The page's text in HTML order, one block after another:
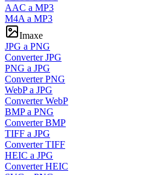
AAC a MP3
M4A a MP3
Imaxe
JPG a PNG
Converter JPG
PNG a JPG
Converter PNG
WebP a JPG
Converter WebP
BMP a PNG
Converter BMP
TIFF a JPG
Converter TIFF
HEIC a JPG
Converter HEIC